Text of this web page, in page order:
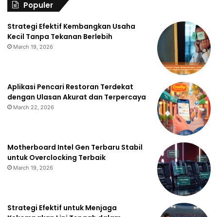
Populer
Strategi Efektif Kembangkan Usaha
Kecil Tanpa Tekanan Berlebih
March 19, 2026
Aplikasi Pencari Restoran Terdekat
dengan Ulasan Akurat dan Terpercaya
March 22, 2026
Motherboard Intel Gen Terbaru Stabil
untuk Overclocking Terbaik
March 19, 2026
Strategi Efektif untuk Menjaga